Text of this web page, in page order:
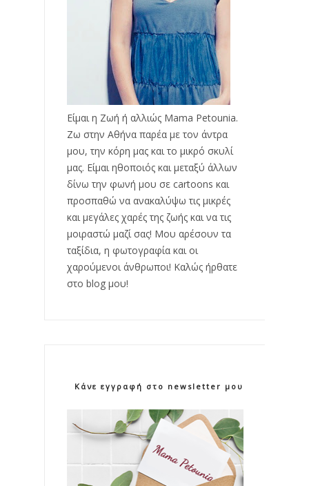
Είμαι η Ζωή ή αλλιώς Mama Petounia.
Ζω στην Αθήνα παρέα με τον άντρα
μου, την κόρη μας και το μικρό σκυλί
μας. Είμαι ηθοποιός και μεταξύ άλλων
δίνω την φωνή μου σε cartoons και
προσπαθώ να ανακαλύψω τις μικρές
και μεγάλες χαρές της ζωής και να τις
μοιραστώ μαζί σας! Μου αρέσουν τα
ταξίδια, η φωτογραφία και οι
χαρούμενοι άνθρωποι! Καλώς ήρθατε
στο blog μου!
Κάνε εγγραφή στο newsletter μου!